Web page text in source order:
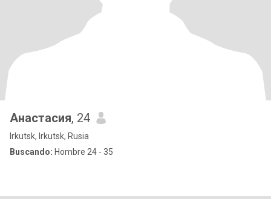
Анастасия, 24
Irkutsk, Irkutsk, Rusia
Buscando: Hombre 24 - 35